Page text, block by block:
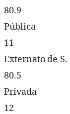
80.9
Pública
11
Externato de S.
80.5
Privada
12